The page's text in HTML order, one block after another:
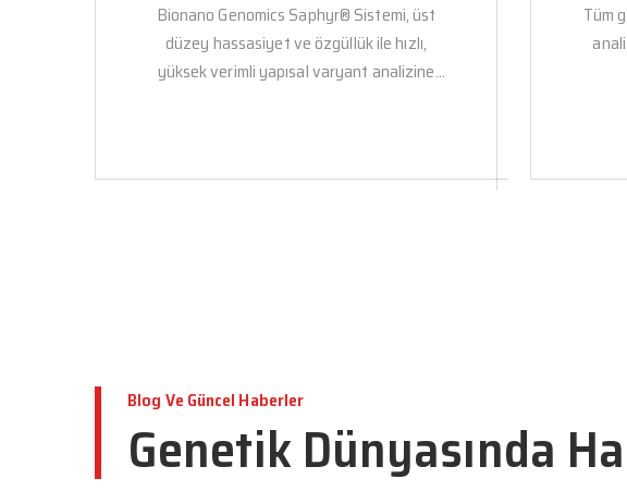
Bionano Genomics Saphyr® Sistemi, üst
düzey hassasiyet ve özgüllük ile hızlı,
yüksek verimli yapısal varyant analizine
Tüm
Blog Ve Güncel Haberler
Genetik Dünyasında